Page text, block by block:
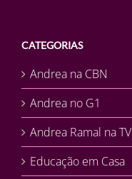
CATEGORIAS
Andrea na CBN
Andrea no G1
Andrea Ramal na TV
Educação em Casa